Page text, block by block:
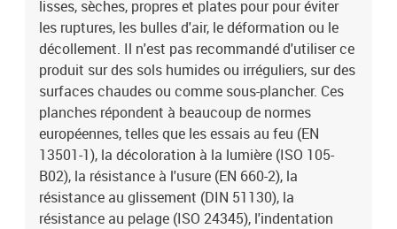
lisses, sèches, propres et plates pour pour éviter
les ruptures, les bulles d'air, le déformation ou le
décollement. Il n'est pas recommandé d'utiliser ce
produit sur des sols humides ou irréguliers, sur des
surfaces chaudes ou comme sous-plancher. Ces
planches répondent à beaucoup de normes
européennes, telles que les essais au feu (EN
13501-1), la décoloration à la lumière (ISO 105-
B02), la résistance à l'usure (EN 660-2), la
résistance au glissement (DIN 51130), la
résistance au pelage (ISO 24345), l'indentation